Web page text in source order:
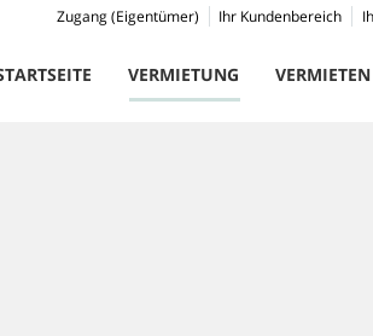
Ihr Kundenbereich
Zugang (Eigentümer)
VERMIETUNG VERMIETEN